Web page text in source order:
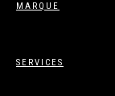
MARQUE
SERVICES